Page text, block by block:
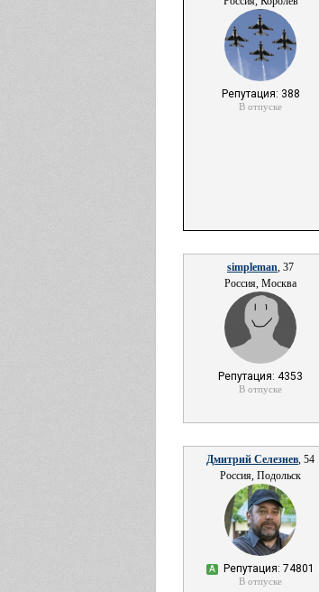
Репутация: 388
В отпуске
simpleman, 37
Россия, Москва
Репутация: 4353
В отпуске
Дмитрий Селезнев, 54
Россия, Подольск
А Репутация: 74801
В отпуске